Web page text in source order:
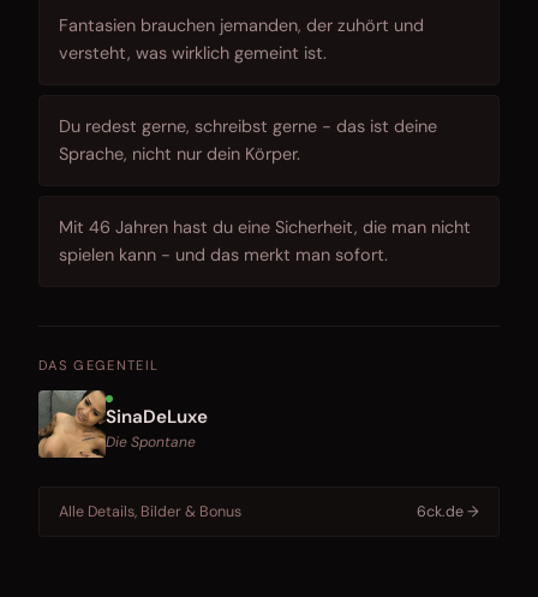
Fantasien brauchen jemanden, der zuhört und
versteht, was wirklich gemeint ist.
Du redest gerne, schreibst gerne - das ist deine
Sprache, nicht nur dein Körper.
Mit 46 Jahren hast du eine Sicherheit, die man nicht
spielen kann - und das merkt man sofort.
DAS GEGENTEIL
SinaDeLuxe
Die Spontane
Alle Details, Bilder & Bonus 6ck.de →